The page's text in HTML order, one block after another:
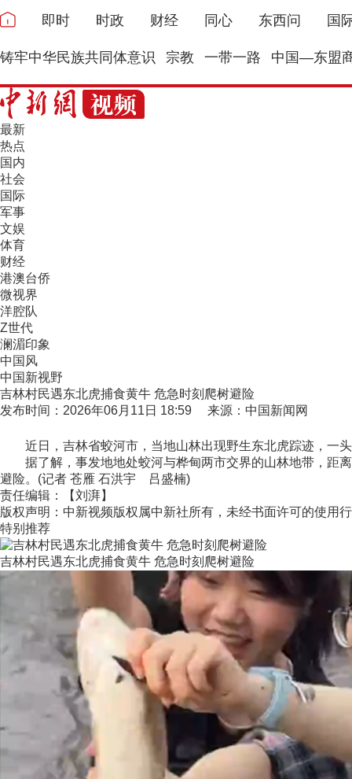
即时 时政 财经 同心 东西问 国
铸牢中华民族共同体意识 宗教 一带一路 中国—东盟
最新
热点
国内
社会
国际
军事
文娱
体育
财经
港澳台侨
微视界
洋腔队
Z世代
澜湄印象
中国风
中国新视野
吉林村民遇东北虎捕食黄牛 危急时刻爬树避险
发布时间：2026年06月11日 18:59 来源：中国新闻网
近日，吉林省蛟河市，当地山林出现野生东北虎踪迹，一头
据了解，事发地地处蛟河与桦甸两市交界的山林地带，距离
避险。(记者 苍雁 石洪宇 吕盛楠)
责任编辑：【刘湃】
版权声明：中新视频版权属中新社所有，未经书面许可的使用
特别推荐
吉林村民遇东北虎捕食黄牛 危急时刻爬树避险